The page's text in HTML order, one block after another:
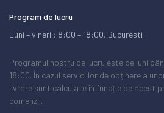
Program de lucru
Luni – vineri : 8:00 – 18:00, București
Programul nostru de lucru este de luni
18:00. În cazul serviciilor de obținere a
livrare sunt calculate în funcție de acest
comenzii.